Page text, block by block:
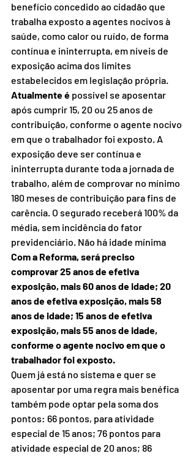
benefício concedido ao cidadão que
trabalha exposto a agentes nocivos à
saúde, como calor ou ruído, de forma
contínua e ininterrupta, em níveis de
exposição acima dos limites
estabelecidos em legislação própria.
Atualmente é possível se aposentar
após cumprir 15, 20 ou 25 anos de
contribuição, conforme o agente nocivo
em que o trabalhador foi exposto. A
exposição deve ser contínua e
ininterrupta durante toda a jornada de
trabalho, além de comprovar no mínimo
180 meses de contribuição para fins de
carência. O segurado receberá 100% da
média, sem incidência do fator
previdenciário. Não há idade mínima
Com a Reforma, será preciso
comprovar 25 anos de efetiva
exposição, mais 60 anos de idade; 20
anos de efetiva exposição, mais 58
anos de idade; 15 anos de efetiva
exposição, mais 55 anos de idade,
conforme o agente nocivo em que o
trabalhador foi exposto.
Quem já está no sistema e quer se
aposentar por uma regra mais benéfica
também pode optar pela soma dos
pontos: 66 pontos, para atividade
especial de 15 anos; 76 pontos para
atividade especial de 20 anos; 86